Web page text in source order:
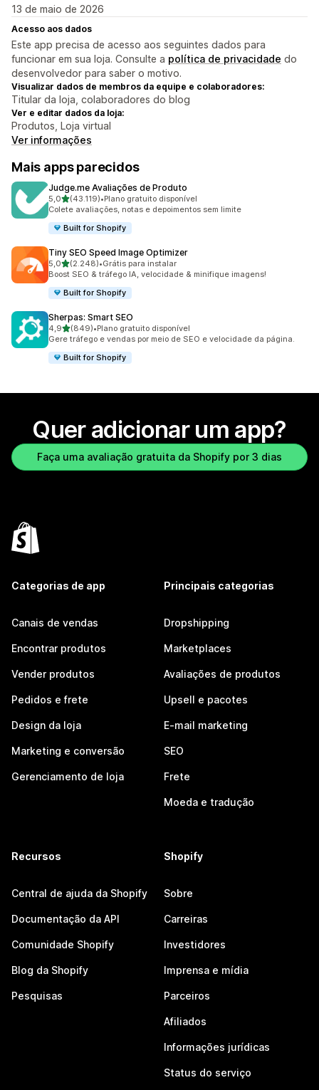
13 de maio de 2026
Acesso aos dados
Este app precisa de acesso aos seguintes dados para
funcionar em sua loja. Consulte a política de privacidade do
desenvolvedor para saber o motivo.
Visualizar dados de membros da equipe e colaboradores:
Titular da loja, colaboradores do blog
Ver e editar dados da loja:
Produtos, Loja virtual
Ver informações
Mais apps parecidos
Judge.me Avaliações de Produto
5,0de 5 estrelas
(43.119)
43119 avaliações ao todo
•Plano gratuito disponível
Colete avaliações, notas e depoimentos sem limite
Built for Shopify
Tiny SEO Speed Image Optimizer
5,0de 5 estrelas
(2.248)
2248 avaliações ao todo
•Grátis para instalar
Boost SEO & tráfego IA, velocidade & minifique imagens!
Built for Shopify
Sherpas: Smart SEO
4,9de 5 estrelas
(849)
849 avaliações ao todo
•Plano gratuito disponível
Gere tráfego e vendas por meio de SEO e velocidade da página.
Built for Shopify
Quer adicionar um app?
Faça uma avaliação gratuita da Shopify por 3 dias
Categorias de app
Canais de vendas
Encontrar produtos
Vender produtos
Pedidos e frete
Design da loja
Marketing e conversão
Gerenciamento de loja
Principais categorias
Dropshipping
Marketplaces
Avaliações de produtos
Upsell e pacotes
E-mail marketing
SEO
Frete
Moeda e tradução
Recursos
Central de ajuda da Shopify
Documentação da API
Comunidade Shopify
Blog da Shopify
Pesquisas
Shopify
Sobre
Carreiras
Investidores
Imprensa e mídia
Parceiros
Afiliados
Informações jurídicas
Status do serviço